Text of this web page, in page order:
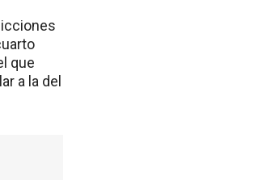
que
a la del